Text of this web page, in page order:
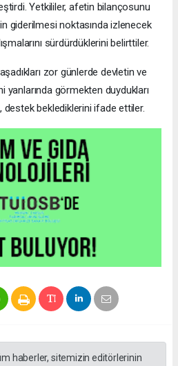
Yetkililer, afetin bilançosunu
giderilmesi noktasında izlenecek
sürdürdüklerini belirttiler.
zor günlerde devletin ve
yanlarında görmekten duydukları
beklediklerini ifade ettiler.
haberler, sitemizin editörlerinin